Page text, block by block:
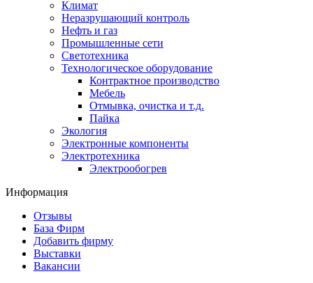
Климат
Неразрушающий контроль
Нефть и газ
Промышленные сети
Светотехника
Технологическое оборудование
Контрактное производство
Мебель
Отмывка, очистка и т.д.
Пайка
Экология
Электронные компоненты
Электротехника
Электрообогрев
Информация
Отзывы
База Фирм
Добавить фирму
Выставки
Вакансии